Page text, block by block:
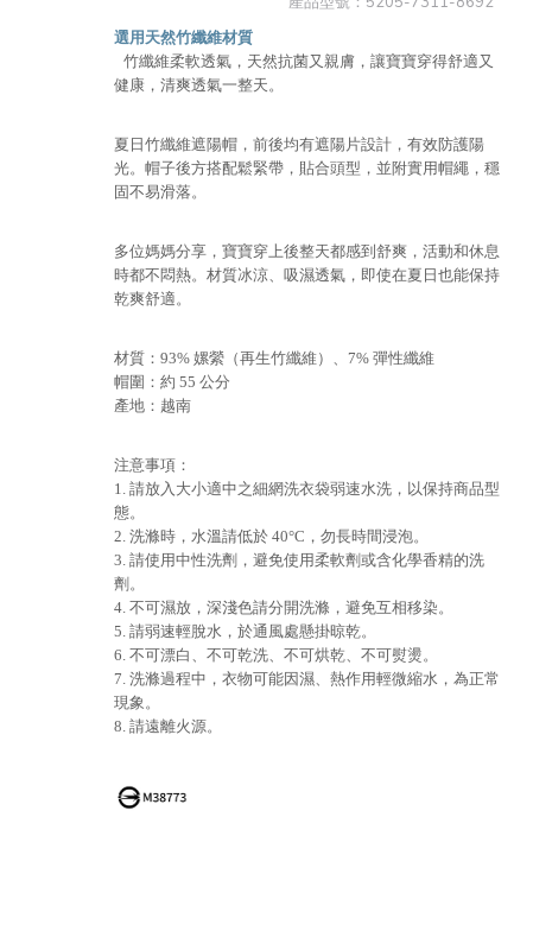
選用天然竹纖維材質
竹纖維柔軟透氣，天然抗菌又親膚，讓寶寶穿得舒適又
健康，清爽透氣一整天。
夏日竹纖維遮陽帽，前後均有遮陽片設計，有效防護陽
光。帽子後方搭配鬆緊帶，貼合頭型，並附實用帽繩，穩
固不易滑落。
多位媽媽分享，寶寶穿上後整天都感到舒爽，活動和休息
時都不悶熱。材質冰涼、吸濕透氣，即使在夏日也能保持
乾爽舒適。
材質：93% 嫘縈（再生竹纖維）、7% 彈性纖維
帽圍：約 55 公分
產地：越南
注意事項：
1. 請放入大小適中之細網洗衣袋弱速水洗，以保持商品型
態。
2. 洗滌時，水溫請低於 40°C，勿長時間浸泡。
3. 請使用中性洗劑，避免使用柔軟劑或含化學香精的洗
劑。
4. 不可濕放，深淺色請分開洗滌，避免互相移染。
5. 請弱速輕脫水，於通風處懸掛晾乾。
6. 不可漂白、不可乾洗、不可烘乾、不可熨燙。
7. 洗滌過程中，衣物可能因濕、熱作用輕微縮水，為正常
現象。
8. 請遠離火源。